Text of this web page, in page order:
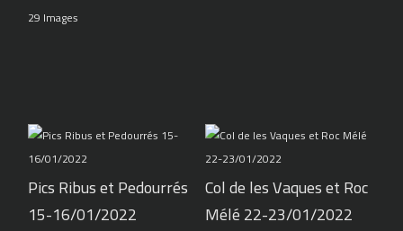
29 Images
Pics Ribus et Pedourrés
15-16/01/2022
Col de les Vaques et Roc
Mélé 22-23/01/2022